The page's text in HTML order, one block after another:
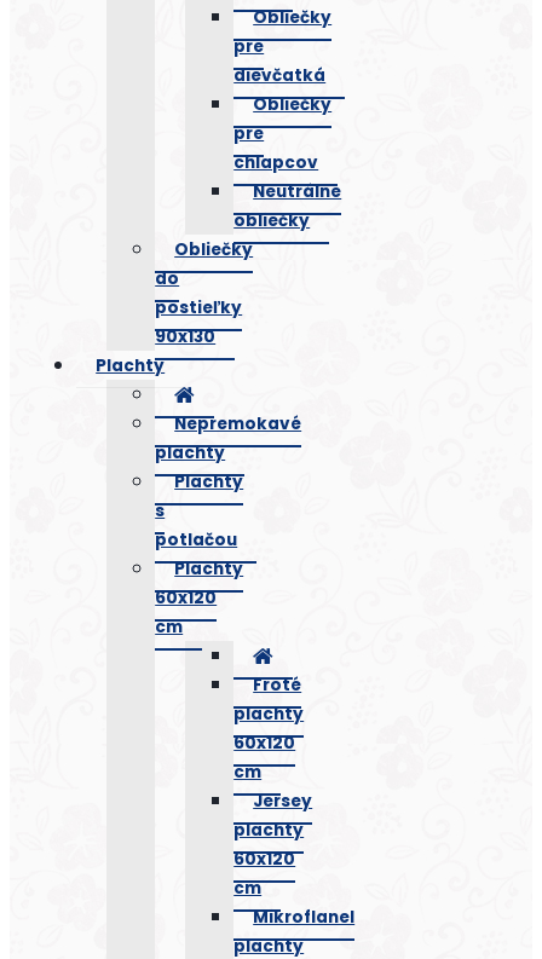
Obliečky
pre
dievčatká
Obliečky
pre
chlapcov
Neutrálne
obliečky
Obliečky
do
postieľky
90x130
Plachty
Nepremokavé
plachty
Plachty
s
potlačou
Plachty
60x120
cm
Froté
plachty
60x120
cm
Jersey
plachty
60x120
cm
Mikroflanel
plachty